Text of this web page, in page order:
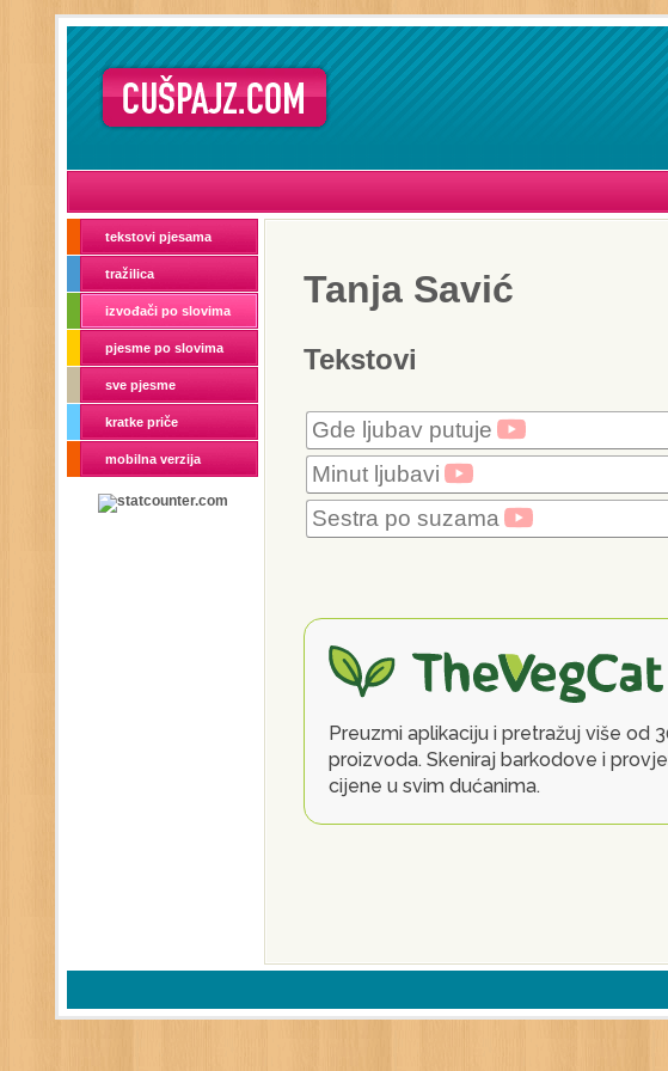
tekstovi pjesama
tražilica
izvođači po slovima
pjesme po slovima
sve pjesme
kratke priče
mobilna verzija
Tanja Savić
Tekstovi
Gde ljubav putuje
Minut ljubavi
Sestra po suzama